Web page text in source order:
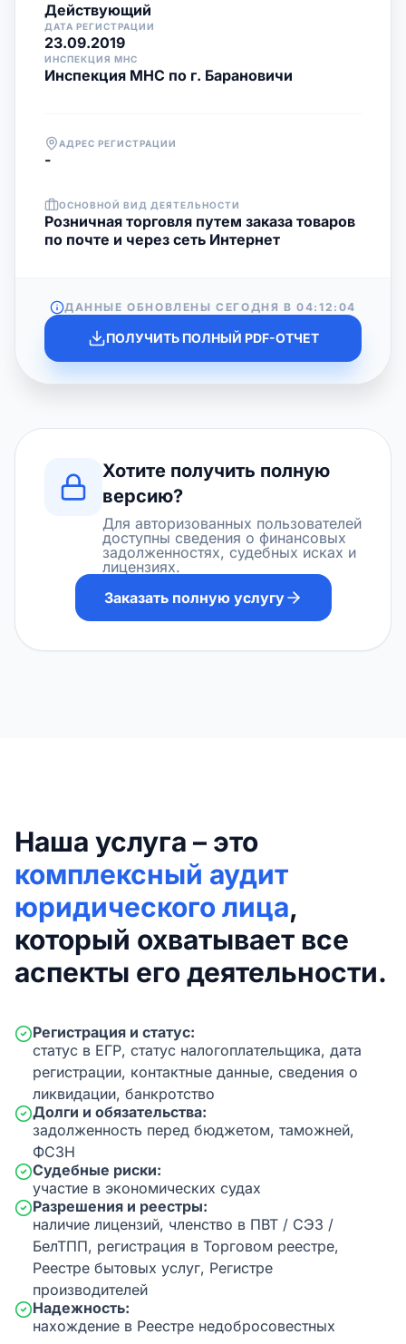
Действующий
ДАТА РЕГИСТРАЦИИ
23.09.2019
ИНСПЕКЦИЯ МНС
Инспекция МНС по г. Барановичи
АДРЕС РЕГИСТРАЦИИ
-
ОСНОВНОЙ ВИД ДЕЯТЕЛЬНОСТИ
Розничная торговля путем заказа товаров
по почте и через сеть Интернет
ДАННЫЕ ОБНОВЛЕНЫ СЕГОДНЯ В04:12:04
ПОЛУЧИТЬ ПОЛНЫЙ PDF-ОТЧЕТ
Хотите получить полную
версию?
Для авторизованных пользователей
доступны сведения о финансовых
задолженностях, судебных исках и
лицензиях.
Заказать полную услугу
Наша услуга – это
комплексный аудит
юридического лица,
который охватывает все
аспекты его деятельности.
Регистрация и статус:
статус в ЕГР, статус налогоплательщика, дата
регистрации, контактные данные, сведения о
ликвидации, банкротство
Долги и обязательства:
задолженность перед бюджетом, таможней,
ФСЗН
Судебные риски:
участие в экономических судах
Разрешения и реестры:
наличие лицензий, членство в ПВТ / СЭЗ /
БелТПП, регистрация в Торговом реестре,
Реестре бытовых услуг, Регистре
производителей
Надежность:
нахождение в Реестре недобросовестных